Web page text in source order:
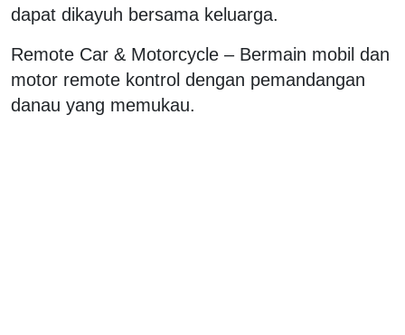
dapat dikayuh bersama keluarga.
Remote Car & Motorcycle – Bermain mobil dan
motor remote kontrol dengan pemandangan
danau yang memukau.